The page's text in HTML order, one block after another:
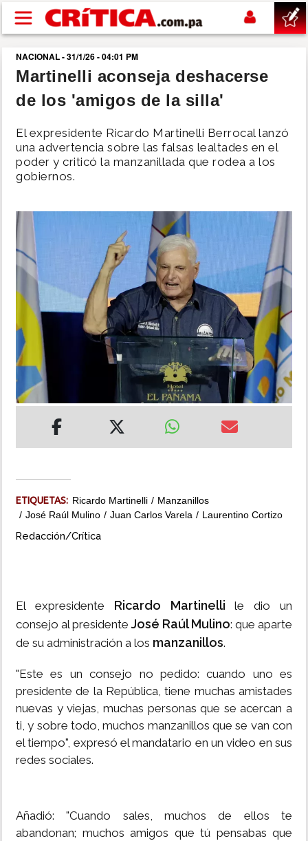
Pasar al contenido principal
buscar
SUCESOS
NACIONAL
POLÍTICA
SHOW
DEPORTES
MUNDO
INSÓLITAS
MULTIMEDIA
NACIONAL - 31/1/26 - 04:01 PM
Martinelli aconseja deshacerse
de los 'amigos de la silla'
El expresidente Ricardo Martinelli Berrocal lanzó
una advertencia sobre las falsas lealtades en el
poder y criticó la manzanillada que rodea a los
gobiernos.
ETIQUETAS: Ricardo Martinelli
Manzanillos
José Raúl Mulino
Juan Carlos Varela Laurentino Cortizo
Redacción/Crítica
El expresidente Ricardo Martinelli le dio un
consejo al presidente José Raúl Mulino: que aparte
de su administración a los manzanillos.
"Este es un consejo no pedido: cuando uno es
presidente de la República, tiene muchas amistades
nuevas y viejas, muchas personas que se acercan a
ti, y sobre todo, muchos manzanillos que se van con
el tiempo", expresó el mandatario en un video en sus
redes sociales.
Añadió: "Cuando sales, muchos de ellos te
abandonan; muchos amigos que tú pensabas que